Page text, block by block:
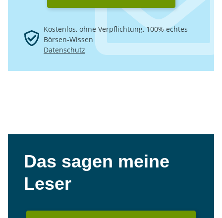
Kostenlos, ohne Verpflichtung, 100% echtes
Börsen-Wissen
Datenschutz
Das sagen meine
Leser